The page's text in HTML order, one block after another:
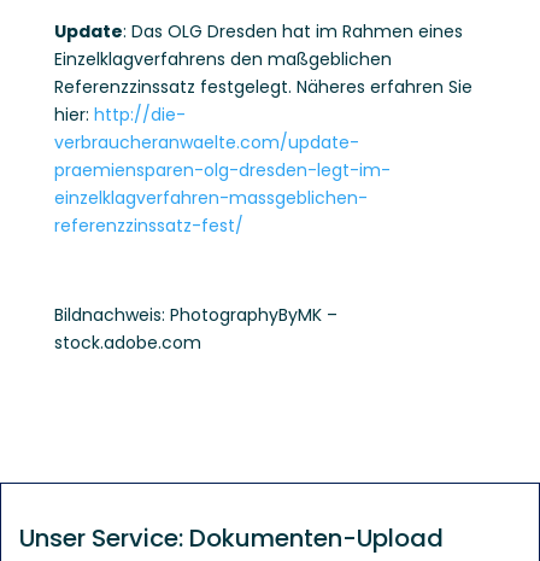
Update: Das OLG Dresden hat im Rahmen eines
Einzelklagverfahrens den maßgeblichen
Referenzzinssatz festgelegt. Näheres erfahren Sie
hier: http://die-
verbraucheranwaelte.com/update-
praemiensparen-olg-dresden-legt-im-
einzelklagverfahren-massgeblichen-
referenzzinssatz-fest/
Bildnachweis: PhotographyByMK –
stock.adobe.com
Unser Service: Dokumenten-Upload